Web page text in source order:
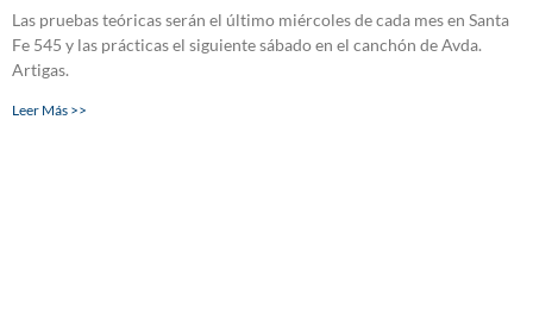
Las pruebas teóricas serán el último miércoles de cada mes en Santa
Fe 545 y las prácticas el siguiente sábado en el canchón de Avda.
Artigas.
Leer Más >>